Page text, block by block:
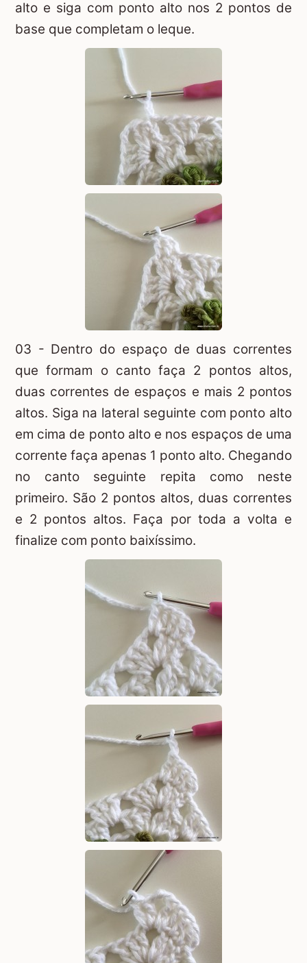
alto e siga com ponto alto nos 2 pontos de
base que completam o leque.
03 - Dentro do espaço de duas correntes
que formam o canto faça 2 pontos altos,
duas correntes de espaços e mais 2 pontos
altos. Siga na lateral seguinte com ponto alto
em cima de ponto alto e nos espaços de uma
corrente faça apenas 1 ponto alto. Chegando
no canto seguinte repita como neste
primeiro. São 2 pontos altos, duas correntes
e 2 pontos altos. Faça por toda a volta e
finalize com ponto baixíssimo.